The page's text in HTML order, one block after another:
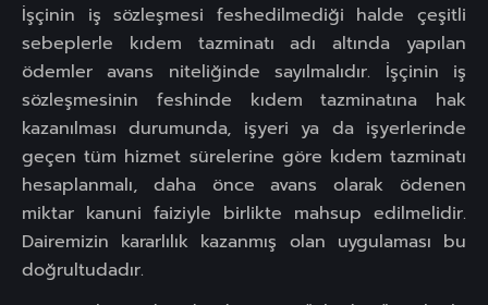
İşçinin iş sözleşmesi feshedilmediği halde çeşitli
sebeplerle kıdem tazminatı adı altında yapılan
ödemler avans niteliğinde sayılmalıdır. İşçinin iş
sözleşmesinin feshinde kıdem tazminatına hak
kazanılması durumunda, işyeri ya da işyerlerinde
geçen tüm hizmet sürelerine göre kıdem tazminatı
hesaplanmalı, daha önce avans olarak ödenen
miktar kanuni faiziyle birlikte mahsup edilmelidir.
Dairemizin kararlılık kazanmış olan uygulaması bu
doğrultudadır.